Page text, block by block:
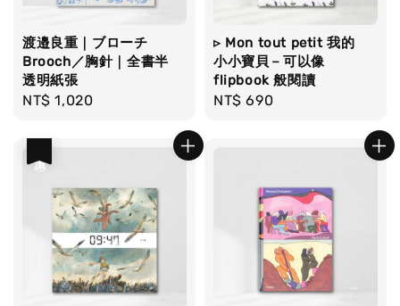
渡邉良重｜ブローチ
Brooch／胸針｜全書半
透明紙張
Regular
NT$ 1,020
▹ Mon tout petit 我的
小小寶貝－可以像
flipbook 般閱讀
Regular
NT$ 690